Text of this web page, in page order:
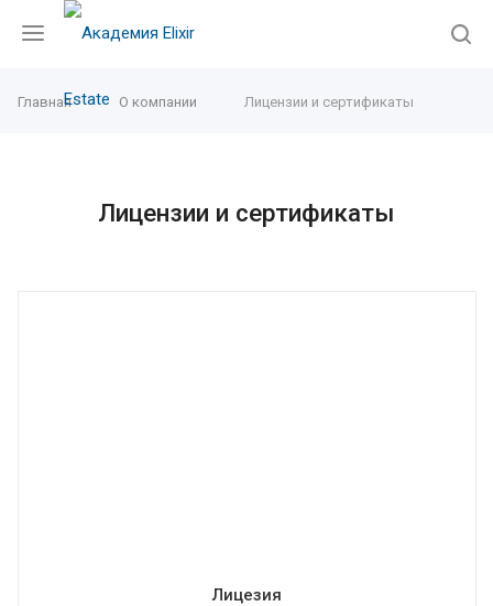
Главная О компании Лицензии и сертификаты
Лицензии и сертификаты
Лицезия